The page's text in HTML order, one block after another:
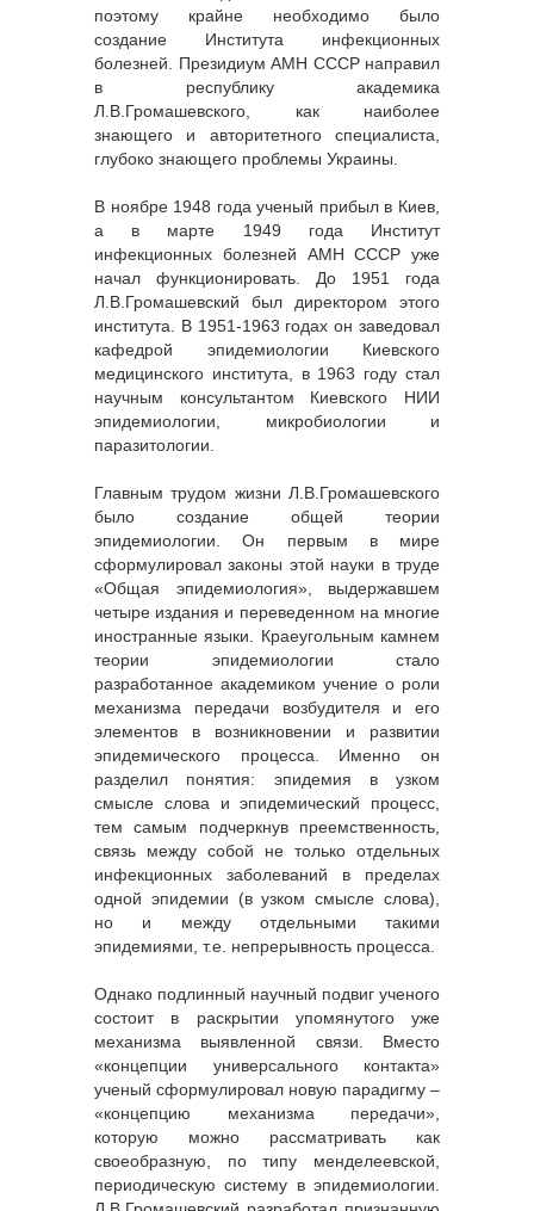
поэтому крайне необходимо было
создание Института инфекционных
болезней. Президиум АМН СССР направил
в республику академика
Л.В.Громашевского, как наиболее
знающего и авторитетного специалиста,
глубоко знающего проблемы Украины.
В ноябре 1948 года ученый прибыл в Киев,
а в марте 1949 года Институт
инфекционных болезней АМН СССР уже
начал функционировать. До 1951 года
Л.В.Громашевский был директором этого
института. В 1951-1963 годах он заведовал
кафедрой эпидемиологии Киевского
медицинского института, в 1963 году стал
научным консультантом Киевского НИИ
эпидемиологии, микробиологии и
паразитологии.
Главным трудом жизни Л.В.Громашевского
было создание общей теории
эпидемиологии. Он первым в мире
сформулировал законы этой науки в труде
«Общая эпидемиология», выдержавшем
четыре издания и переведенном на многие
иностранные языки. Краеугольным камнем
теории эпидемиологии стало
разработанное академиком учение о роли
механизма передачи возбудителя и его
элементов в возникновении и развитии
эпидемического процесса. Именно он
разделил понятия: эпидемия в узком
смысле слова и эпидемический процесс,
тем самым подчеркнув преемственность,
связь между собой не только отдельных
инфекционных заболеваний в пределах
одной эпидемии (в узком смысле слова),
но и между отдельными такими
эпидемиями, т.е. непрерывность процесса.
Однако подлинный научный подвиг ученого
состоит в раскрытии упомянутого уже
механизма выявленной связи. Вместо
«концепции универсального контакта»
ученый сформулировал новую парадигму –
«концепцию механизма передачи»,
которую можно рассматривать как
своеобразную, по типу менделеевской,
периодическую систему в эпидемиологии.